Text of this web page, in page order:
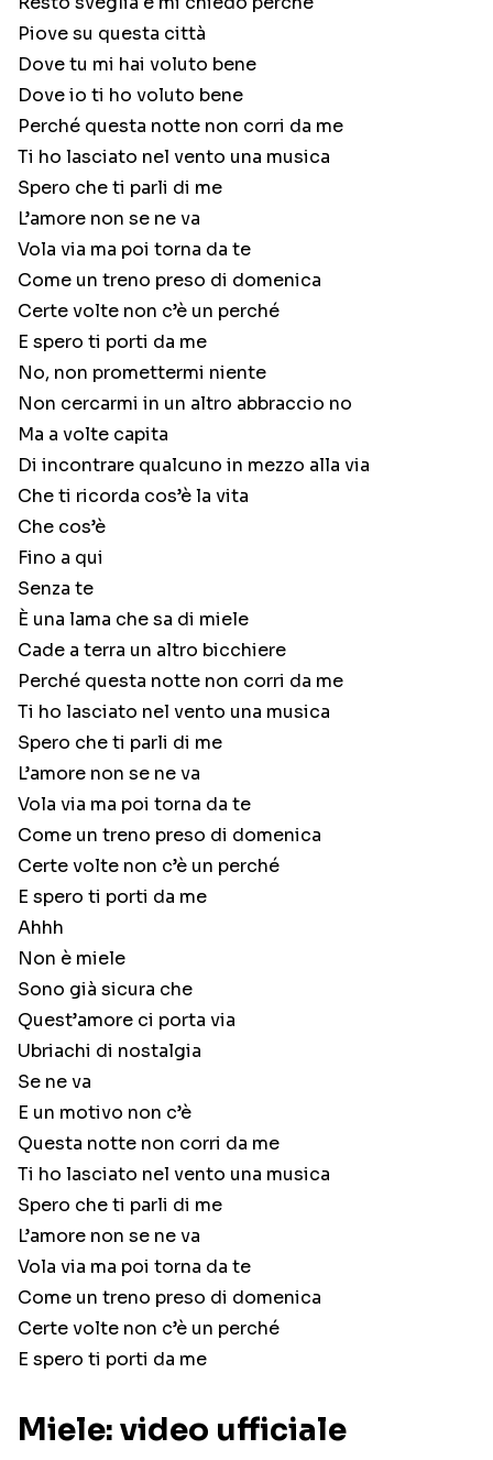
Piove su questa città
Dove tu mi hai voluto bene
Dove io ti ho voluto bene
Perché questa notte non corri da me
Ti ho lasciato nel vento una musica
Spero che ti parli di me
L’amore non se ne va
Vola via ma poi torna da te
Come un treno preso di domenica
Certe volte non c’è un perché
E spero ti porti da me
No, non promettermi niente
Non cercarmi in un altro abbraccio no
Ma a volte capita
Di incontrare qualcuno in mezzo alla via
Che ti ricorda cos’è la vita
Che cos’è
Fino a qui
Senza te
È una lama che sa di miele
Cade a terra un altro bicchiere
Perché questa notte non corri da me
Ti ho lasciato nel vento una musica
Spero che ti parli di me
L’amore non se ne va
Vola via ma poi torna da te
Come un treno preso di domenica
Certe volte non c’è un perché
E spero ti porti da me
Ahhh
Non è miele
Sono già sicura che
Quest’amore ci porta via
Ubriachi di nostalgia
Se ne va
E un motivo non c’è
Questa notte non corri da me
Ti ho lasciato nel vento una musica
Spero che ti parli di me
L’amore non se ne va
Vola via ma poi torna da te
Come un treno preso di domenica
Certe volte non c’è un perché
E spero ti porti da me
Miele: video ufficiale